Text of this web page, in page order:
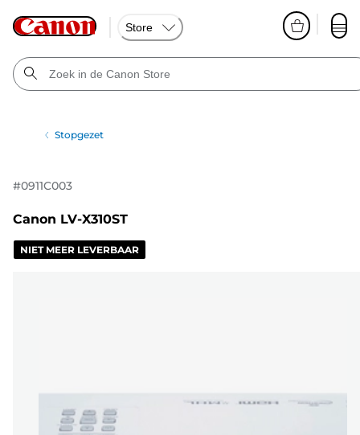
Store
Stopgezet
#0911C003
Canon LV-X310ST
NIET MEER LEVERBAAR